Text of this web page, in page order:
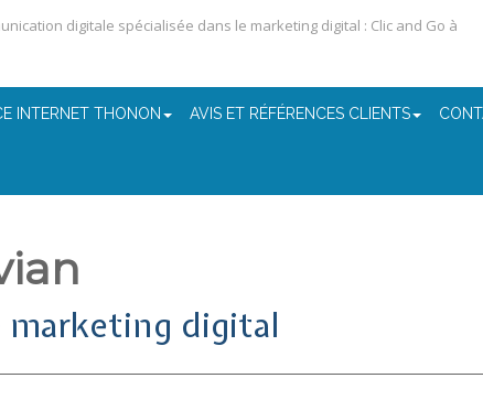
digitale spécialisée dans le marketing digital : Clic and Go à
INTERNET THONON AVIS ET RÉFÉRENCES CLIENTS
marketing digital